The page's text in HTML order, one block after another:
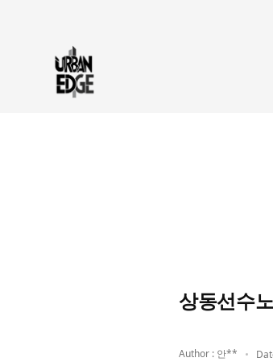
상동선수
Author : 안**